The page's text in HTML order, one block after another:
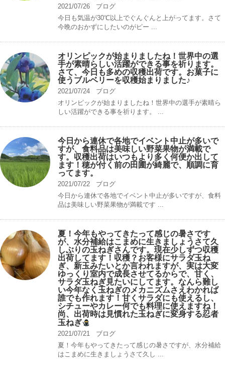
2021/07/26
ブログ
今日も気温が30℃以上でぐんぐんと上がってます。さて
今晩のおかずにしたいのがピー ...
オリンピックが始まりましたね！世界中の選
手が素晴らしい活躍ができる事を祈ります。
さて、今日も多めの収穫出荷です。お菓子に
使うブルベリーを収穫始まりました♪
2021/07/24
ブログ
オリンピックが始まりましたね！世界中の選手が素晴ら
しい活躍ができる事を祈ります。 ...
今日から連休で各地でイベント中止が多いで
すが、食料品は美味しい野菜果物が満載で
す。収穫出荷はいつもより多く何便か出して
ます！穂が付く前の田圃が綺麗で、順調に育
ってます。
2021/07/22
ブログ
今日から連休で各地でイベント中止が多いですが、食料
品は美味しい野菜果物が満載です ...
夏！今年もやってきたって感じの暑さです
が、水分補給はこまめに生きましょうさて久
しぶりの玉ねぎさんです。現在少しずつ収穫
出荷してます！収穫？お客様にサラダ玉ね
ぎ、新玉みたいとか言われますが、実は大変
ゆっくり室内で成長させてるからで、甘く、
サラダ玉ねぎ見たいにしてます。なんら難し
い今年なく玉ねぎのメカニズムさえわかれば
誰でも作れます！甘くサラダにも使えるし、
シチューやカレー何でも料理に使えますね！
尚、出荷時は見慣れた玉ねぎに変身する忍者
玉ねぎ
2021/07/21
ブログ
夏！今年もやってきたって感じの暑さですが、水分補給
はこまめに生きましょうさて久し ...